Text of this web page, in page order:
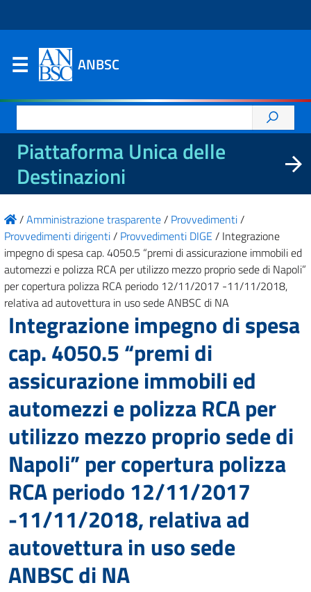
ANBSC
per:
Piattaforma Unica delle
Destinazioni
/Amministrazione trasparente/ Provvedimenti/
Provvedimenti dirigenti/ Provvedimenti DIGE / Integrazione
impegno di spesa cap. 4050.5 “premi di assicurazione immobili ed
automezzi e polizza RCA per utilizzo mezzo proprio sede di Napoli”
per copertura polizza RCA periodo 12/11/2017 -11/11/2018,
relativa ad autovettura in uso sede ANBSC di NA
Integrazione impegno di spesa
cap. 4050.5 “premi di
assicurazione immobili ed
automezzi e polizza RCA per
utilizzo mezzo proprio sede di
Napoli” per copertura polizza
RCA periodo 12/11/2017
-11/11/2018, relativa ad
autovettura in uso sede
ANBSC di NA